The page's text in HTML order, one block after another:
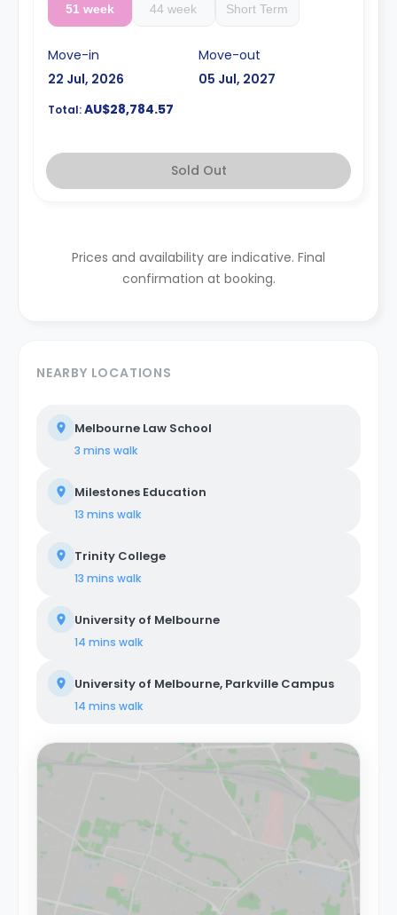
51 week 44 week Short Term
Move-in
22 Jul, 2026
Move-out
05 Jul, 2027
Total:AU$28,784.57
Sold Out
Prices and availability are indicative. Final
confirmation at booking.
NEARBY LOCATIONS
Melbourne Law School
3 mins walk
Milestones Education
13 mins walk
Trinity College
13 mins walk
University of Melbourne
14 mins walk
University of Melbourne, Parkville Campus
14 mins walk